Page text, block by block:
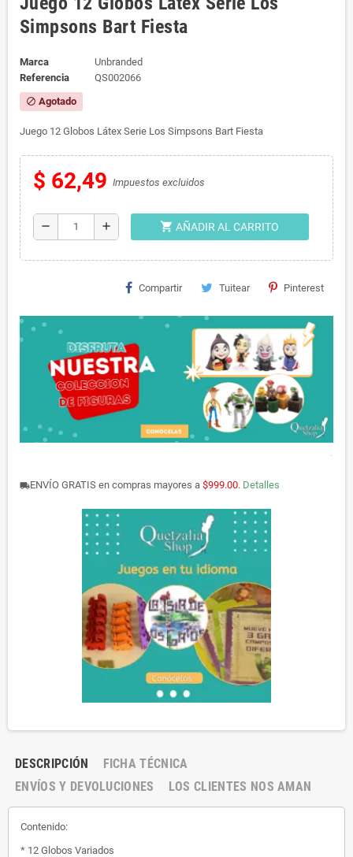
Simpsons Bart Fiesta
Marca
Unbranded
Referencia
QS002066
block Agotado
Juego 12 Globos Látex Serie Los Simpsons Bart Fiesta
$ 62,49 Impuestos excluidos
remove add shopping_cart AÑADIR AL CARRITO
Compartir Tuitear Pinterest
.
local_shippingENVÍO GRATIS en compras mayores a $999.00. Detalles
DESCRIPCIÓN
FICHA TÉCNICA
ENVÍOS Y DEVOLUCIONES
LOS CLIENTES NOS AMAN
Contenido:
* 12 Globos Variados